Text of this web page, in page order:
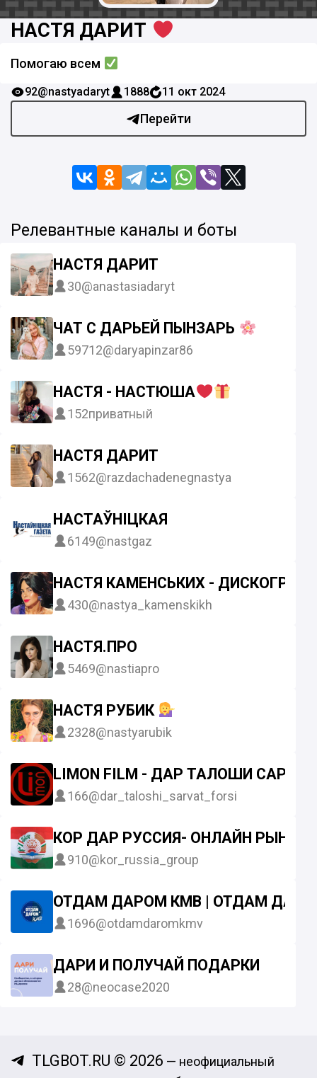
НАСТЯ ДАРИТ
Помогаю всем
Перейти
92@nastyadaryt 1888 11 окт 2024
Релевантные каналы и боты
НАСТЯ ДАРИТ
30@anastasiadaryt
ЧАТ С ДАРЬЕЙ ПЫНЗАРЬ
59712@daryapinzar86
НАСТЯ - НАСТЮША
152приватный
НАСТЯ ДАРИТ
1562@razdachadenegnastya
НАСТАЎНІЦКАЯ
6149@nastgaz
НАСТЯ КАМЕНСЬКИХ -
430@nastya_kamenskikh
НАСТЯ.ПРО
5469@nastiapro
НАСТЯ РУБИК
2328@nastyarubik
LIMON FILM - ДАР ТАЛОШИ
166@dar_taloshi_sarvat_forsi
КОР ДАР РУССИЯ- ОНЛАЙН РЫНОК
910@kor_russia_group
ОТДАМ ДАРОМ КМВ | ОТДАМ
1696@otdamdaromkmv
ДАРИ И ПОЛУЧАЙ ПОДАРКИ
28@neocase2020
TLGBOT.RU © 2026 — неофициальный